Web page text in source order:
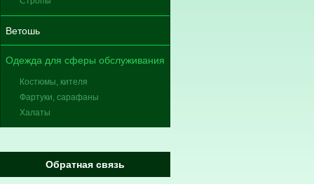
Ветошь
Одежда для сферы обслуживания
Костюмы, кителя
Фартуки, сарафаны
Халаты
Обратная связь